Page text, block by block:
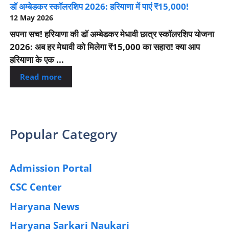
डॉ अम्बेडकर स्कॉलरशिप 2026: हरियाणा में पाएं ₹15,000!
12 May 2026
सपना सच! हरियाणा की डॉ अम्बेडकर मेधावी छात्र स्कॉलरशिप योजना
2026: अब हर मेधावी को मिलेगा ₹15,000 का सहारा! क्या आप
हरियाणा के एक ...
Read more
Popular Category
Admission Portal
CSC Center
Haryana News
Haryana Sarkari Naukari